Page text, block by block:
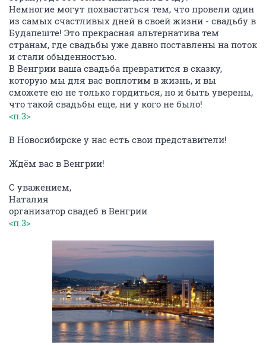
Немногие могут похвастаться тем, что провели один
из самых счастливых дней в своей жизни - свадьбу в
Будапеште! Это прекрасная альтернатива тем
странам, где свадьбы уже давно поставлены на поток
и стали обыденностью.
В Венгрии ваша свадьба превратится в сказку,
которую мы для вас воплотим в жизнь, и вы
сможете ею не только гордиться, но и быть уверены,
что такой свадьбы еще, ни у кого не было!
<п.3>
В Новосибирске у нас есть свои представители!
Ждём вас в Венгрии!
С уважением,
Наталия
организатор свадеб в Венгрии
<п.3>